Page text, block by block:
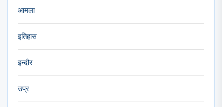
आमला
इतिहास
इन्दौर
उप्र